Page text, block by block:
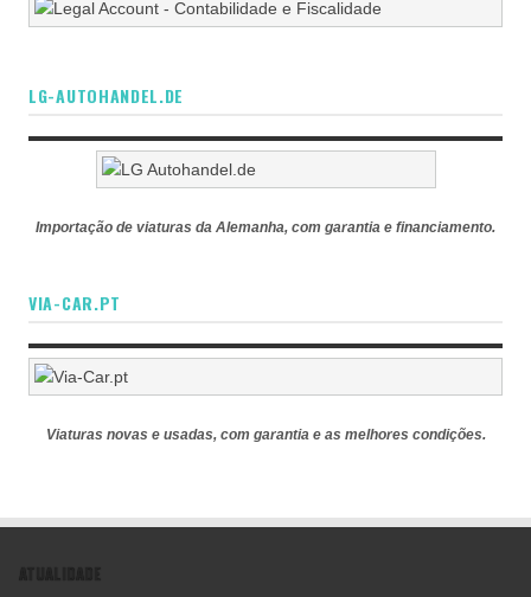
LG-AUTOHANDEL.DE
Importação de viaturas da Alemanha, com garantia e financiamento.
VIA-CAR.PT
Viaturas novas e usadas, com garantia e as melhores condições.
ATUALIDADE